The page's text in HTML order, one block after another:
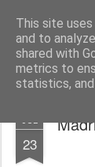
This site
and to
shared with
metrics to
statistics,
Ester
Home
23